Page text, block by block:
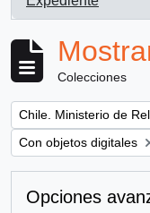
, 1 resultados
Colecciones
Remove filter:
Chile. Ministerio de
Remove filter:
Con objetos digitales
Opciones